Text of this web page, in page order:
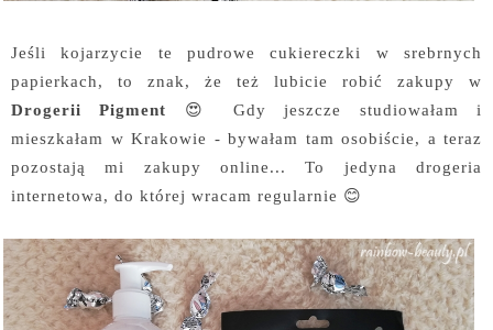
Jeśli kojarzycie te pudrowe cukiereczki w srebrnych
papierkach, to znak, że też lubicie robić zakupy w
Drogerii Pigment 😍 Gdy jeszcze studiowałam i
mieszkałam w Krakowie - bywałam tam osobiście, a teraz
pozostają mi zakupy online... To jedyna drogeria
internetowa, do której wracam regularnie 😊